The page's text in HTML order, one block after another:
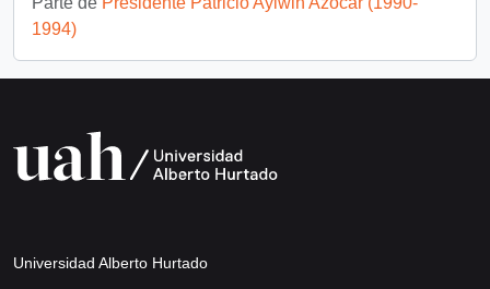
1994)
Universidad Alberto Hurtado